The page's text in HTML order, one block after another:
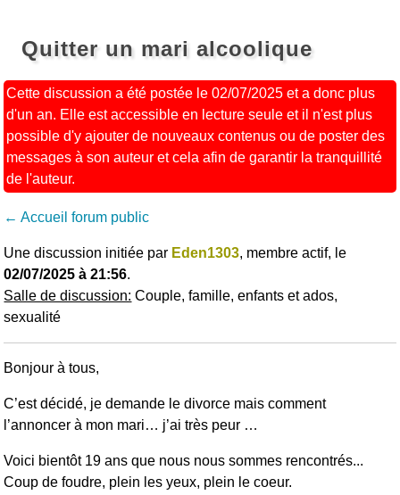
Quitter un mari alcoolique
Cette discussion a été postée le 02/07/2025 et a donc plus
d'un an. Elle est accessible en lecture seule et il n'est plus
possible d'y ajouter de nouveaux contenus ou de poster des
messages à son auteur et cela afin de garantir la tranquillité
de l'auteur.
← Accueil forum public
Une discussion initiée par Eden1303, membre actif, le
02/07/2025 à 21:56.
Salle de discussion: Couple, famille, enfants et ados,
sexualité
Bonjour à tous,
C’est décidé, je demande le divorce mais comment
l’annoncer à mon mari… j’ai très peur …
Voici bientôt 19 ans que nous nous sommes rencontrés...
Coup de foudre, plein les yeux, plein le coeur.